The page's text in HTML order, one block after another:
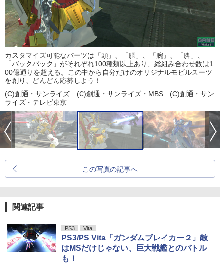
カスタマイズ可能なパーツは「頭」、「胴」、「腕」、「脚」、
「バックパック」がそれぞれ100種類以上あり、総組み合わせ数は1
00億通りを超える。この中から自分だけのオリジナルモビルスーツ
を創り、どんどん応募しよう！
(C)創通・サンライズ (C)創通・サンライズ・MBS (C)創通・サン
ライズ・テレビ東京
この写真の記事へ
関連記事
PS3 Vita
PS3/PS Vita「ガンダムブレイカー２」敵
はMSだけじゃない、巨大戦艦とのバトル
も！